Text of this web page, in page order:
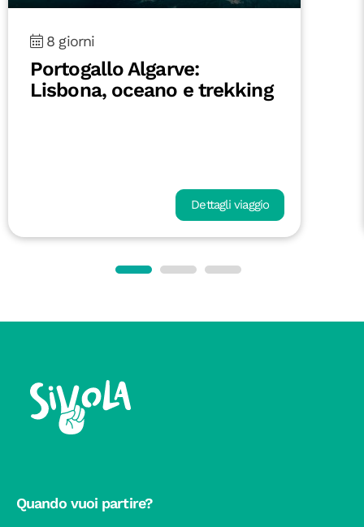
8 giorni
Portogallo Algarve:
Lisbona, oceano e trekking
Dettagli viaggio
Quando vuoi partire?